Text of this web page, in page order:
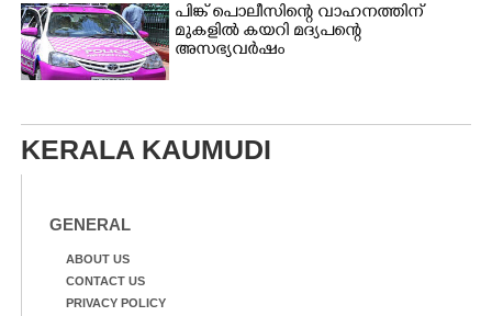
പിങ്ക് പൊലീസിന്റെ വാഹനത്തിന്
മുകളിൽ കയറി മദ്യപന്റെ
അസഭ്യവ‌ർഷം
KERALA KAUMUDI
GENERAL
ABOUT US
CONTACT US
PRIVACY POLICY